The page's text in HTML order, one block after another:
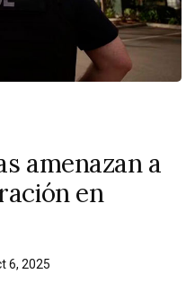
amenazan a
en
6, 2025